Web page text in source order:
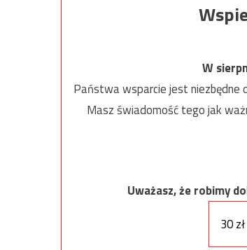
W
Państwa wsparcie jest niezbędne
Masz świadomość tego jak
Uważasz, że robimy
30 zł